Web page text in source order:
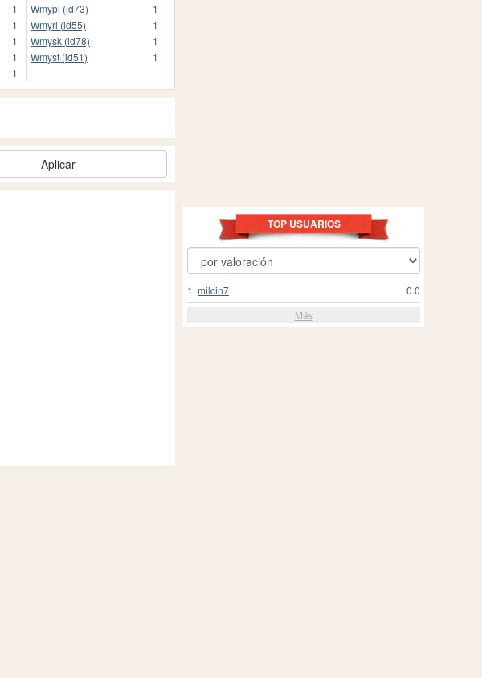
1
1
1
1
1
Wmypi (id73)
1
Wmyri (id55)
1
Wmysk (id78)
1
Wmyst (id51)
1
Aplicar
TOP USUARIOS
0.0
1. milcin7
Más